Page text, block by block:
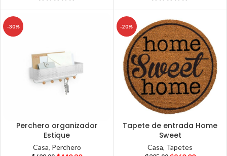
-30%
Perchero organizador
Estique
Casa, Perchero
-20%
Tapete de entrada Home
Sweet
Casa, Tapetes